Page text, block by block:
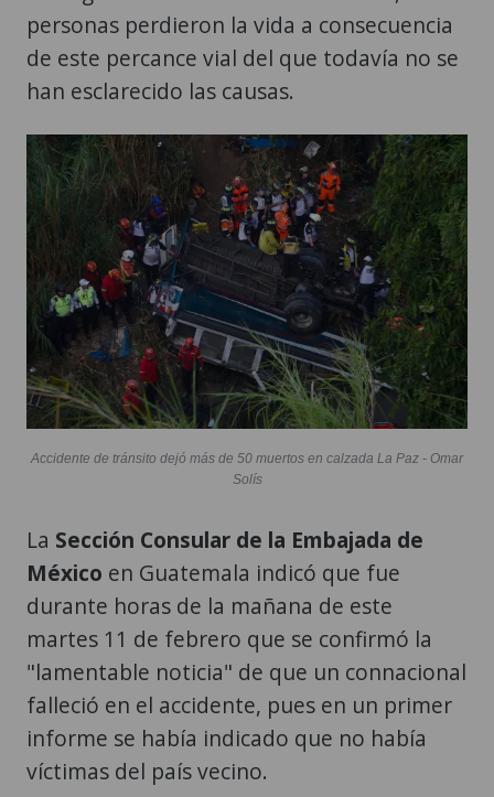
personas perdieron la vida a consecuencia
de este percance vial del que todavía no se
han esclarecido las causas.
Accidente de tránsito dejó más de 50 muertos en calzada La Paz - Omar
Solís
La Sección Consular de la Embajada de
México en Guatemala indicó que fue
durante horas de la mañana de este
martes 11 de febrero que se confirmó la
"lamentable noticia" de que un connacional
falleció en el accidente, pues en un primer
informe se había indicado que no había
víctimas del país vecino.